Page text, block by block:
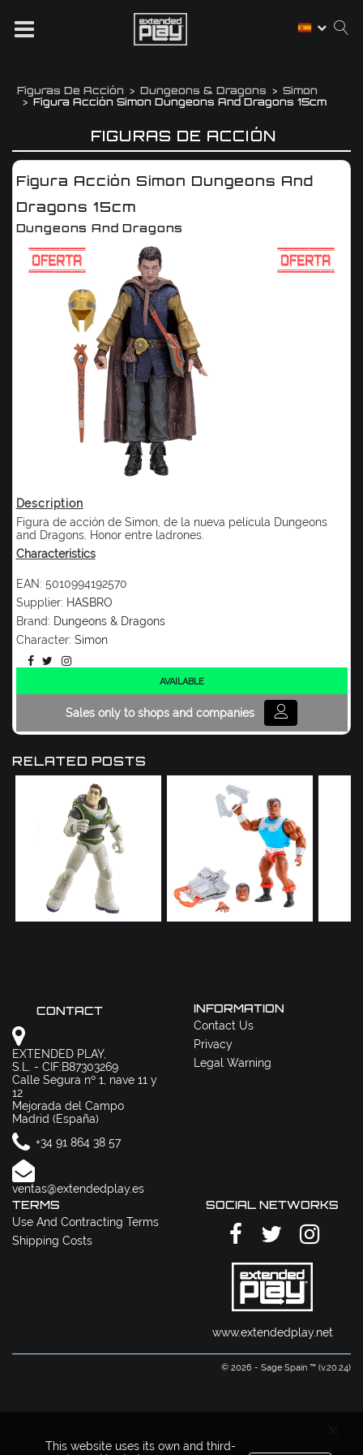
Figuras De Acción Dungeons & Dragons
Simon
Figura Acción Simon Dungeons And Dragons 15cm
FIGURAS DE ACCIÓN
Figura Acción Simon Dungeons And
Dragons 15cm
Dungeons And Dragons
Description
Figura de acción de Simon, de la nueva película Dungeons
and Dragons, Honor entre ladrones.
Characteristics
EAN: 5010994192570
Supplier: HASBRO
Brand: Dungeons & Dragons
Character: Simon
AVAILABLE
Sales only to shops and companies
RELATED POSTS
CONTACT
EXTENDED PLAY,
S.L. - CIF:B87303269
Calle Segura nº 1, nave 11 y
12
Mejorada del Campo
Madrid (España)
+34 91 864 38 57
ventas@extendedplay.es
INFORMATION
Contact Us
Privacy
Legal Warning
TERMS
Use And Contracting Terms
Shipping Costs
SOCIAL NETWORKS
www.extendedplay.net
© 2026 - Sage Spain ™ (v.20.24)
This website uses its own and third-